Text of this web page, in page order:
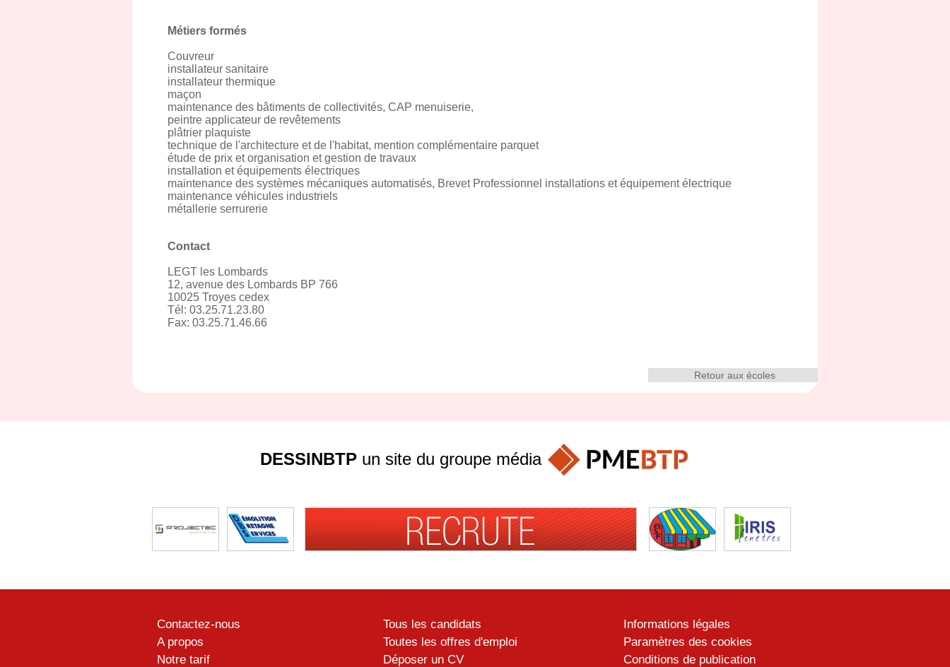
Métiers formés
Couvreur
installateur sanitaire
installateur thermique
maçon
maintenance des bâtiments de collectivités, CAP menuiserie,
peintre applicateur de revêtements
plâtrier plaquiste
technique de l'architecture et de l'habitat, mention complémentaire parquet
étude de prix et organisation et gestion de travaux
installation et équipements électriques
maintenance des systèmes mécaniques automatisés, Brevet Professionnel installations et équipement électrique
maintenance véhicules industriels
métallerie serrurerie
Contact
LEGT les Lombards
12, avenue des Lombards BP 766
10025 Troyes cedex
Tél: 03.25.71.23.80
Fax: 03.25.71.46.66
Retour aux écoles
DESSINBTP un site du groupe média
Contactez-nous
A propos
Notre tarif
Tous les candidats
Toutes les offres d'emploi
Déposer un CV
Informations légales
Paramètres des cookies
Conditions de publication